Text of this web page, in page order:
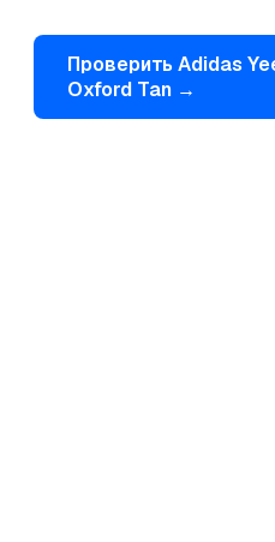
Проверить Adidas
Oxford Tan →